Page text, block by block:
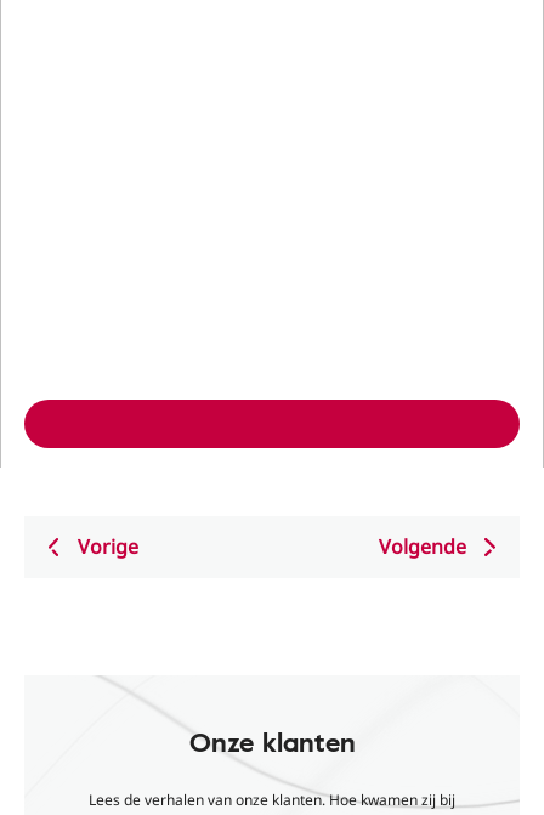
Vorige Volgende
Onze klanten
Lees de verhalen van onze klanten. Hoe kwamen zij bij